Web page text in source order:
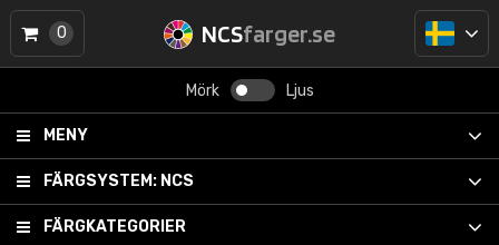
NCSfarger.se
Mörk Ljus
MENY
FÄRGSYSTEM: NCS
FÄRGKATEGORIER
0